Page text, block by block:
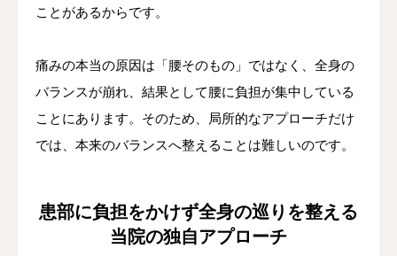
ことがあるからです。
痛みの本当の原因は「腰そのもの」ではなく、全身の
バランスが崩れ、結果として腰に負担が集中している
ことにあります。そのため、局所的なアプローチだけ
では、本来のバランスへ整えることは難しいのです。
患部に負担をかけず全身の巡りを整える
当院の独自アプローチ